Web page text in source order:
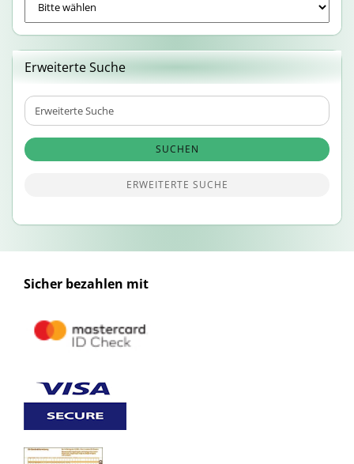
Erweiterte Suche
Erweiterte
Suche
SUCHEN
ERWEITERTE SUCHE
Sicher bezahlen mit